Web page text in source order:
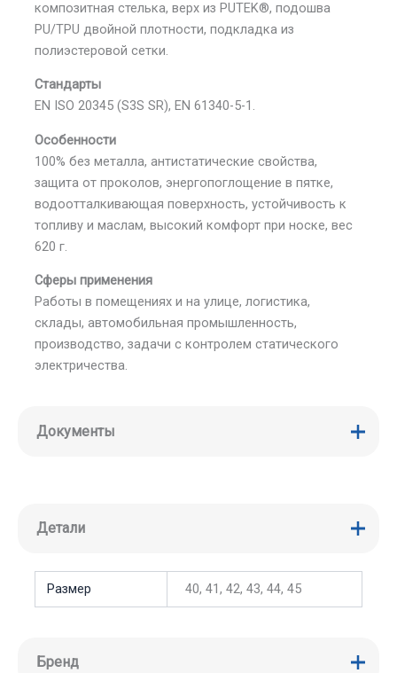
композитная стелька, верх из PUTEK®, подошва
PU/TPU двойной плотности, подкладка из
полиэстеровой сетки.
Стандарты
EN ISO 20345 (S3S SR), EN 61340-5-1.
Особенности
100% без металла, антистатические свойства,
защита от проколов, энергопоглощение в пятке,
водоотталкивающая поверхность, устойчивость к
топливу и маслам, высокий комфорт при носке, вес
620 г.
Сферы применения
Работы в помещениях и на улице, логистика,
склады, автомобильная промышленность,
производство, задачи с контролем статического
электричества.
Документы
Детали
Размер 40, 41, 42, 43, 44, 45
Бренд